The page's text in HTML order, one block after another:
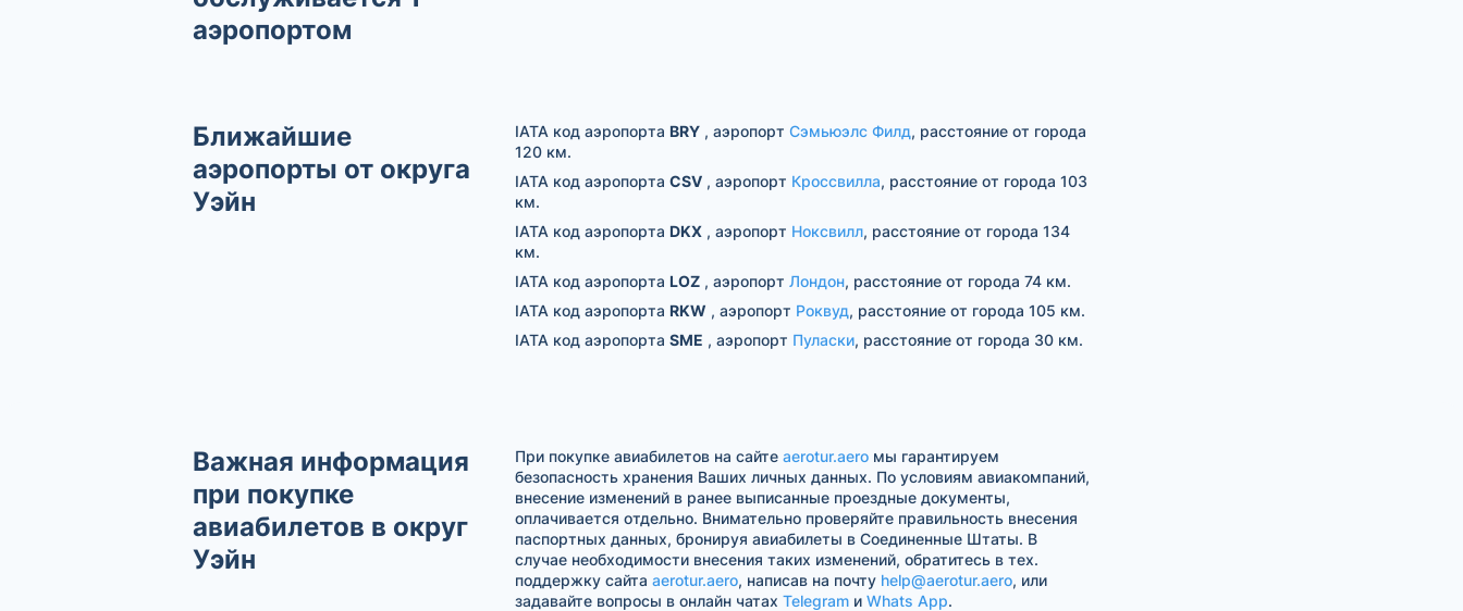
аэропортом
Ближайшие
аэропорты от округа
Уэйн
IATA код аэропорта BRY, аэропорт Сэмьюэлс Филд, расстояние от города
120 км.
IATA код аэропорта CSV, аэропорт Кроссвилла, расстояние от города 103
км.
IATA код аэропорта DKX, аэропорт Ноксвилл, расстояние от города 134
км.
IATA код аэропорта LOZ, аэропорт Лондон, расстояние от города 74 км.
IATA код аэропорта RKW , аэропорт Роквуд, расстояние от города 105 км.
IATA код аэропорта SME , аэропорт Пуласки, расстояние от города 30 км.
Важная информация
при покупке
авиабилетов в округ
Уэйн
При покупке авиабилетов на сайте aerotur.aeroмы гарантируем
безопасность хранения Ваших личных данных. По условиям авиакомпаний,
внесение изменений в ранее выписанные проездные документы,
оплачивается отдельно. Внимательно проверяйте правильность внесения
паспортных данных, бронируя авиабилеты в Соединенные Штаты. В
случае необходимости внесения таких изменений, обратитесь в тех.
поддержку сайта aerotur.aero, написав на почту help@aerotur.aero, или
задавайте вопросы в онлайн чатах Telegramи Whats App.